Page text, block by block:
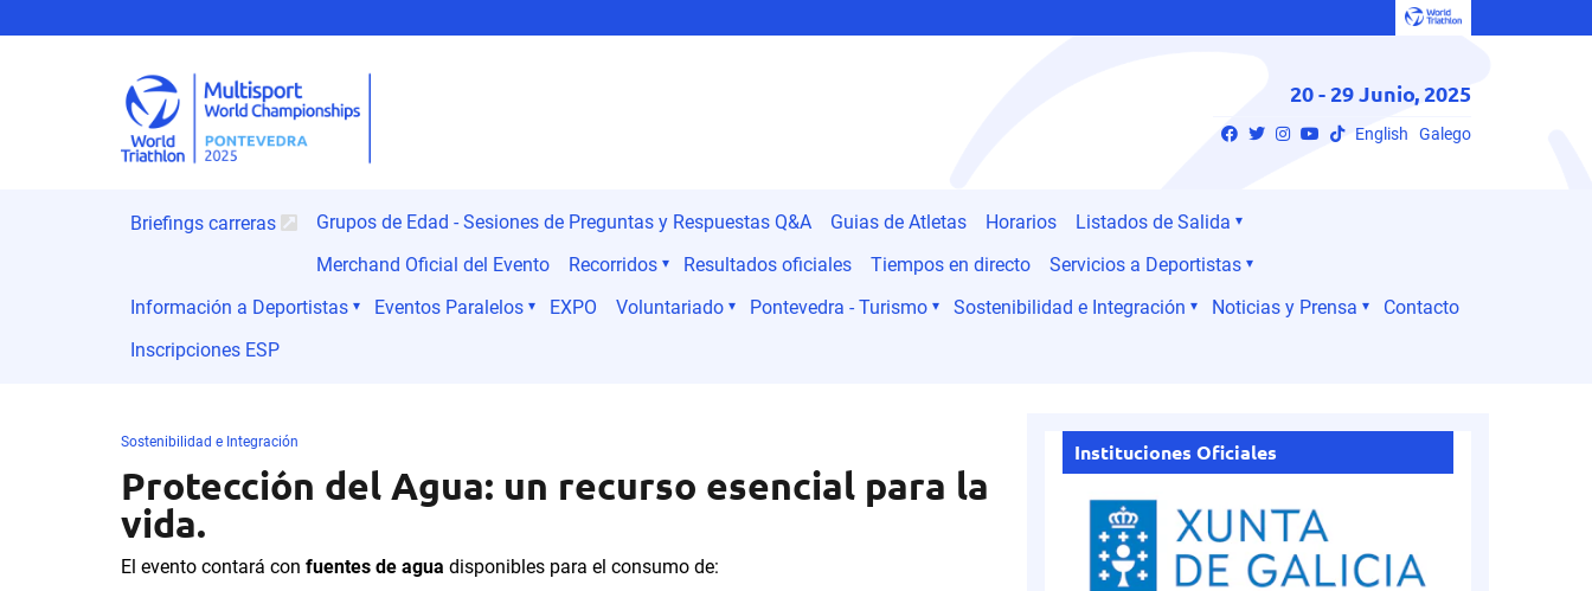
20 - 29 Junio, 2025
English Galego
Briefings carreras Grupos de Edad - Sesiones de Preguntas y Respuestas Q&A Guias de Atletas Horarios
Listados de Salida
Merchand Oficial del Evento
Recorridos Resultados oficiales Tiempos en directo
Servicios a Deportistas
Información a Deportistas
Eventos Paralelos EXPO Voluntariado Pontevedra - Turismo Sostenibilidad e Integración Noticias y Prensa
Contacto
Inscripciones ESP
Sostenibilidad e Integración
Protección del Agua: un recurso esencial para la
vida.
El evento contará con fuentes de agua disponibles para el consumo de:
Instituciones Oficiales